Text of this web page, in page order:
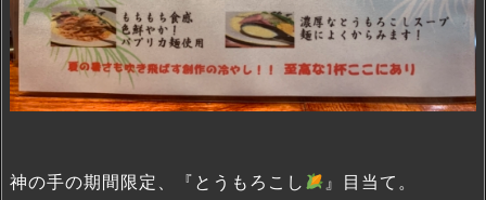
神の手の期間限定、『とうもろこし
』目当て。